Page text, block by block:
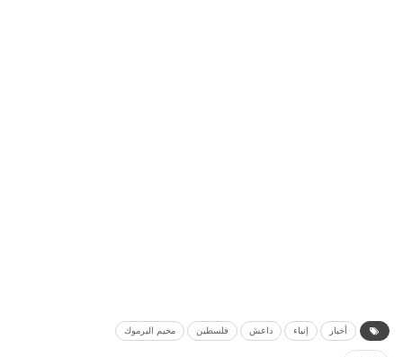
أخبار إنباء داعش فلسطين مخيم اليرموك